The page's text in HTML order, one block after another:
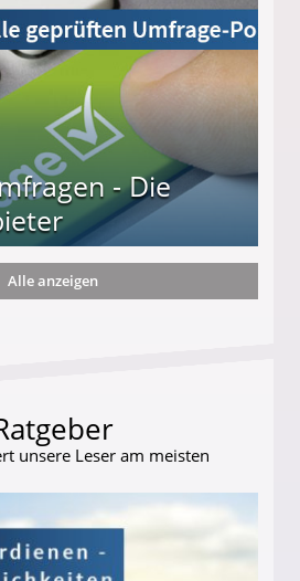
- Die
Alle anzeigen
unsere Leser am meisten